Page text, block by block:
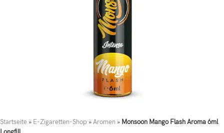
Startseite » E-Zigaretten-Shop »Aromen » Monsoon Mango Flash Aroma 6ml